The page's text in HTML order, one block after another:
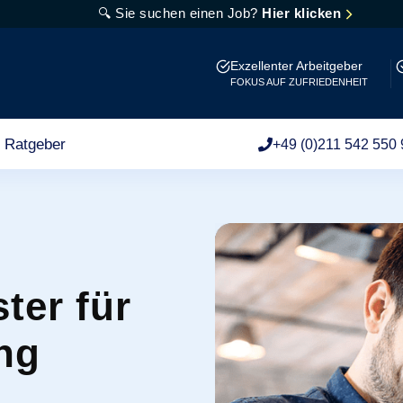
🔍 Sie suchen einen Job? Hier klicken
Exzellenter Arbeitgeber
FOKUS AUF ZUFRIEDENHEIT
Ratgeber +49 (0)211 542 550
für